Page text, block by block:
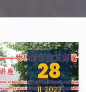
28
11, 2023